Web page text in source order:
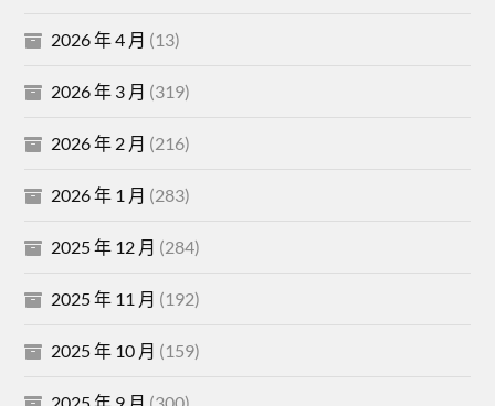
2026 年 4 月 (13)
2026 年 3 月 (319)
2026 年 2 月 (216)
2026 年 1 月 (283)
2025 年 12 月 (284)
2025 年 11 月 (192)
2025 年 10 月 (159)